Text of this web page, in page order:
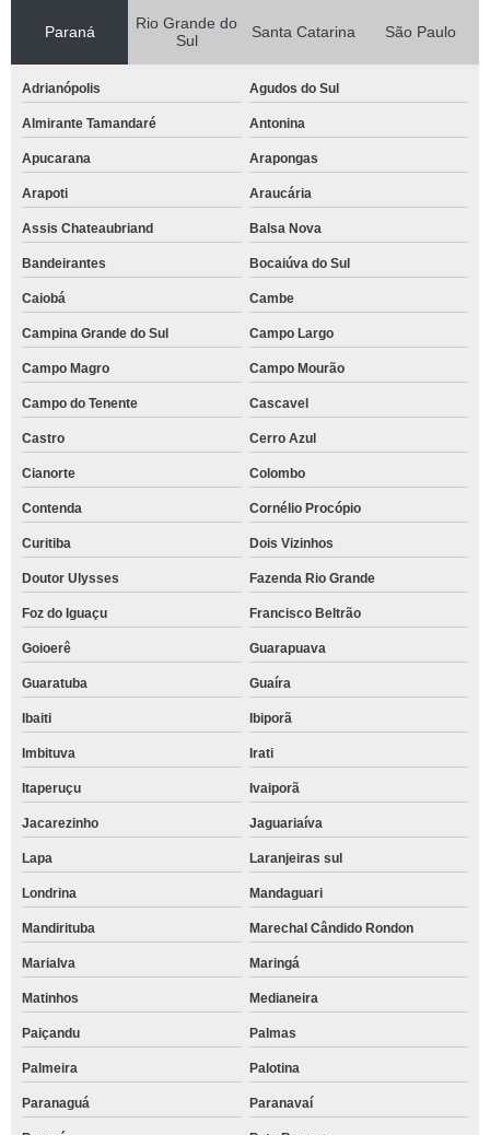
Paraná
Rio Grande do
Sul
Santa Catarina São Paulo
Adrianópolis Agudos do Sul
Almirante Tamandaré Antonina
Apucarana Arapongas
Arapoti Araucária
Assis Chateaubriand Balsa Nova
Bandeirantes Bocaiúva do Sul
Caiobá Cambe
Campina Grande do Sul Campo Largo
Campo Magro Campo Mourão
Campo do Tenente Cascavel
Castro Cerro Azul
Cianorte Colombo
Contenda Cornélio Procópio
Curitiba Dois Vizinhos
Doutor Ulysses Fazenda Rio Grande
Foz do Iguaçu Francisco Beltrão
Goioerê Guarapuava
Guaratuba Guaíra
Ibaiti Ibiporã
Imbituva Irati
Itaperuçu Ivaiporã
Jacarezinho Jaguariaíva
Lapa Laranjeiras sul
Londrina Mandaguari
Mandirituba Marechal Cândido Rondon
Marialva Maringá
Matinhos Medianeira
Paiçandu Palmas
Palmeira Palotina
Paranaguá Paranavaí